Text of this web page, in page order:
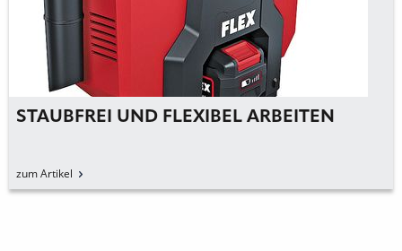
STAUBFREI UND FLEXIBEL ARBEITEN
zum Artikel